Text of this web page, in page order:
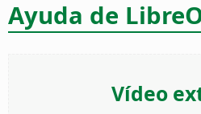
Ayuda de
Vídeo